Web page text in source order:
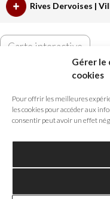
Gérer le
cookies
Pour offrir les meilleures
les cookies pour accéder aux
consentir peut avoir un effet
Rives Dervoises |
Carte interactive